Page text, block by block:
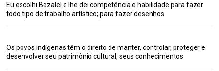
Eu escolhi Bezalel e lhe dei competência e habilidade para fazer
todo tipo de trabalho artístico; para fazer desenhos
Os povos indígenas têm o direito de manter, controlar, proteger e
desenvolver seu patrimônio cultural, seus conhecimentos